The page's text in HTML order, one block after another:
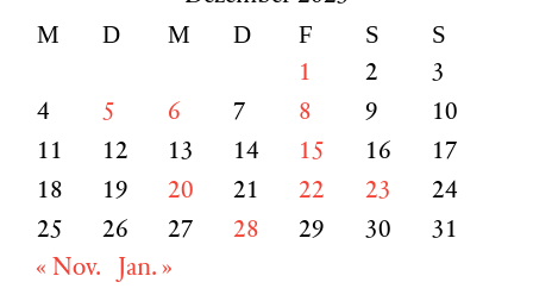
M D M D F S S
1 2
3
4
5 6 7 8 9
10
11
12 13 14 15 16
17
18
19 20 21 22 23
24
25
26 27 28 29 30
31
« Nov.
Jan. »